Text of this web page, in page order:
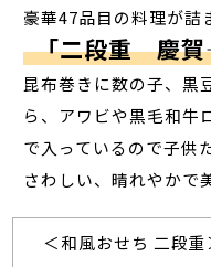
豪華47品目の料理が詰
「二段重 慶
昆布巻きに数の子、黒
ら、アワビや黒毛和牛
で入っているので子供
さわしい、晴れやかで
＜和風おせち 二段重